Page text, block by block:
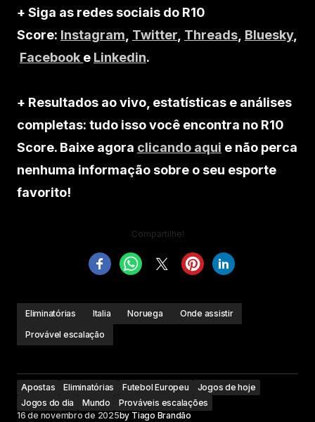
+ Siga as redes sociais do R10
Score: Instagram Twitter Threads Bluesky,
Facebook e Linkedin.
+ Resultados ao vivo, estatísticas e análises
completas: tudo isso você encontra no R10
Score. Baixe agora clicando aqui e não perca
nenhuma informação sobre o seu esporte
favorito!
Compartilhe!
Eliminatórias Italia Noruega
Onde assistir
Provável escalação
Apostas Eliminatórias Futebol Europeu
Jogos de hoje
Jogos do dia
Mundo
Prováveis escalações
16 de novembro de 2025by Tiago Brandão